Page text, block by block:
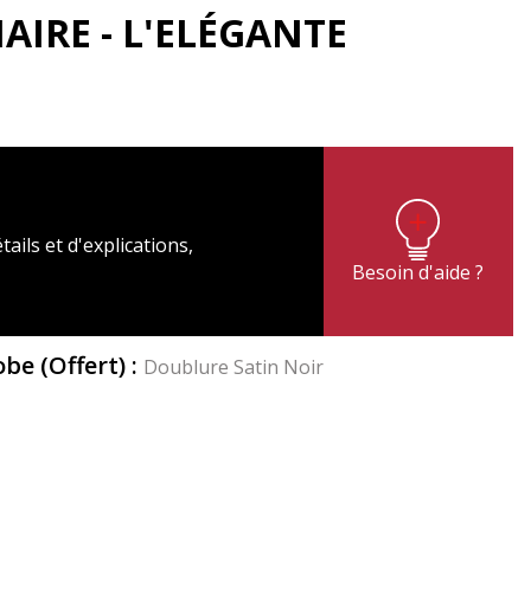
- L'ELÉGANTE
et d'explications,
Besoin d'aide ?
(Offert) : Doublure Satin Noir